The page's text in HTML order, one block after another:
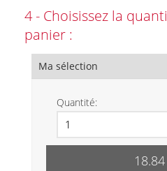
4 - Choisissez la
panier :
Ma sélection
Quantité: